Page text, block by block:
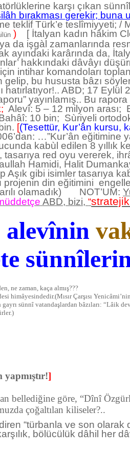
karşı çıkan
bırakması gerekir; buna
teklif Türk’e teslîmiyyeti; /
) [ İtalyan kadın hâkim
da işgàl zamanlarında
ayındaki karârında da,
hakkındaki dâvâyı
intihar komandoları
gelip, bu hususta bâzı
hatırlatıyor!.. ABD; 17 Eylül
yayınlamış.. Bu
Alevî: 5 – 12 milyon arası;
10 bin; Sùriyeli
[(Tesettür, Kur’ân kursu,
…”Kur’ân eğitimine
kabùl edilen 8 yıllık
red oyu vererek,
Hamidi, Halit
Aşık gibi isimler tasarıya
projenin din eğitimini
olamadık) NOT’UM:
ABD, bizi,“
alevînin
ne zaman, kaça almış???
himâyesindedir.(Mısır Çarşısı
sünnî vatandaşlardan bâzıları: “Lâik
]
göre, “Dînî
çoğaltılan kiliseler?..
“türbanla ve son
bölücülük dâhil